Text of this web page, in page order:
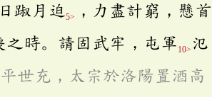
日踧月迫 5> ，力盡計窮，懸首
時。請固武牢，屯軍 10> 氾
世充，太宗於洛陽置酒高